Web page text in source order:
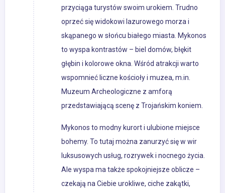
przyciąga turystów swoim urokiem. Trudno
oprzeć się widokowi lazurowego morza i
skąpanego w słońcu białego miasta. Mykonos
to wyspa kontrastów – biel domów, błękit
głębin i kolorowe okna. Wśród atrakcji warto
wspomnieć liczne kościoły i muzea, m.in.
Muzeum Archeologiczne z amforą
przedstawiającą scenę z Trojańskim koniem.
Mykonos to modny kurort i ulubione miejsce
bohemy. To tutaj można zanurzyć się w wir
luksusowych usług, rozrywek i nocnego życia.
Ale wyspa ma także spokojniejsze oblicze –
czekają na Ciebie urokliwe, ciche zakątki,